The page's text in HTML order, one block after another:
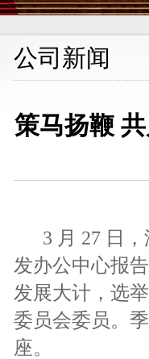
公司新闻
策马扬鞭
3 月 27 日，
发办公中心报
发展大计，选
委员会委员。
座。